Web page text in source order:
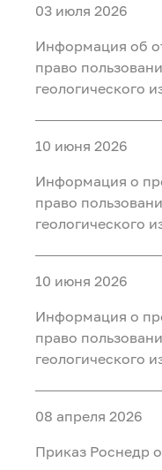
Тобольском,
Тюменской
03 июля 2026
Информация об
право
геологического
Тобольском,
Тюменской
районе ХМАО-
10 июня 2026
Информация о
право
геологического
Тобольском,
Тюменской
10 июня 2026
Информация о
право
геологического
Тобольском,
Тюменской
районе ХМАО-
08 апреля 2026
Приказ Роснедр